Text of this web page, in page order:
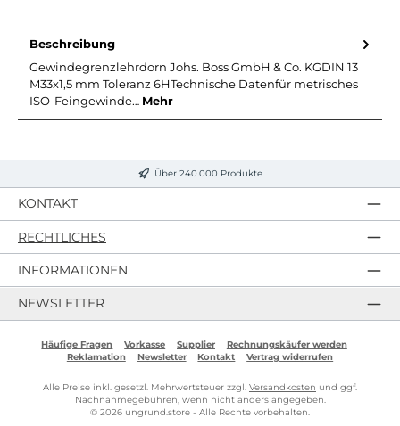
Beschreibung
Gewindegrenzlehrdorn Johs. Boss GmbH & Co. KGDIN 13
M33x1,5 mm Toleranz 6HTechnische Datenfür metrisches
ISO-Feingewinde… Mehr
Über 240.000 Produkte
KONTAKT
RECHTLICHES
INFORMATIONEN
NEWSLETTER
Häufige Fragen Vorkasse Supplier
Rechnungskäufer werden
Reklamation
Newsletter Kontakt Vertrag widerrufen
Alle Preise inkl. gesetzl. Mehrwertsteuer zzgl. Versandkosten und ggf.
Nachnahmegebühren, wenn nicht anders angegeben.
© 2026 ungrund.store - Alle Rechte vorbehalten.